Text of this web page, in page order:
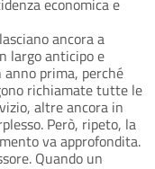
ancora a
largo anticipo e
prima, perché
richiamate tutte le
altre ancora in
Però, ripeto, la
va approfondita.
Quando un